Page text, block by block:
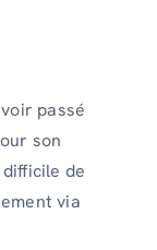
passé
son
de
via